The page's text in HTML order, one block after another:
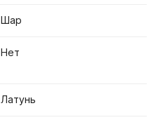
Шар
Нет
Латунь